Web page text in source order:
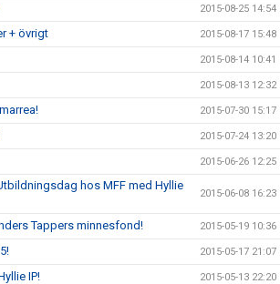
2015-08-25 14:54
+ övrigt 2015-08-17 15:48
2015-08-14 10:41
2015-08-13 12:32
2015-07-30 15:17
2015-07-24 13:20
2015-06-26 12:25
hos MFF med Hyllie
2015-06-08 16:23
Tappers minnesfond! 2015-05-19 10:36
2015-05-17 21:07
IP! 2015-05-13 22:20